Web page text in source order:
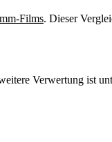
Films. Dieser
Verwertung ist